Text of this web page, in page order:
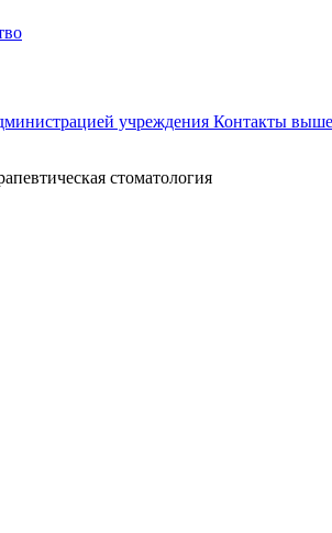
учреждения Контакты
стоматология